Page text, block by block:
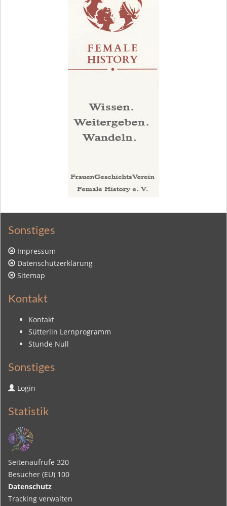
Sonstiges
Impressum
Datenschutzerklärung
Sitemap
Kontakt
Kontakt
Sütterlin Lernprogramm
Stunde Null
Sonstiges
Login
Statistik
Seitenaufrufe 320
Besucher (EU) 100
Datenschutz
Tracking verwalten